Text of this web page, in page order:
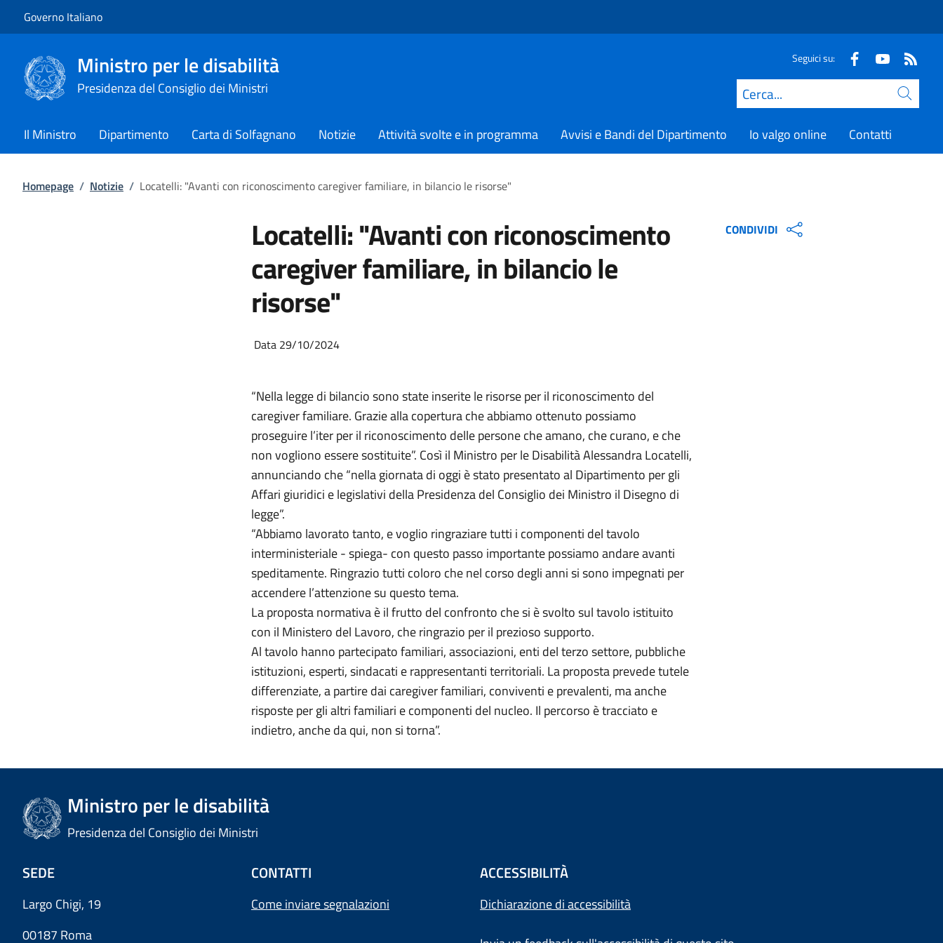
Governo Italiano
Ministro per le disabilità
Presidenza del Consiglio dei Ministri
Seguici su:
Cerca
Il Ministro Dipartimento Carta di Solfagnano Notizie Attività svolte e in programma Avvisi e Bandi del Dipartimento Io valgo online Contatti
Homepage / Notizie / Locatelli: "Avanti con riconoscimento caregiver familiare, in bilancio le risorse"
Locatelli: "Avanti con riconoscimento
caregiver familiare, in bilancio le
risorse"
Data 29/10/2024
“Nella legge di bilancio sono state inserite le risorse per il riconoscimento del
caregiver familiare. Grazie alla copertura che abbiamo ottenuto possiamo
proseguire l’iter per il riconoscimento delle persone che amano, che curano, e che
non vogliono essere sostituite”. Così il Ministro per le Disabilità Alessandra Locatelli,
annunciando che “nella giornata di oggi è stato presentato al Dipartimento per gli
Affari giuridici e legislativi della Presidenza del Consiglio dei Ministro il Disegno di
legge”.
“Abbiamo lavorato tanto, e voglio ringraziare tutti i componenti del tavolo
interministeriale - spiega- con questo passo importante possiamo andare avanti
speditamente. Ringrazio tutti coloro che nel corso degli anni si sono impegnati per
accendere l’attenzione su questo tema.
La proposta normativa è il frutto del confronto che si è svolto sul tavolo istituito
con il Ministero del Lavoro, che ringrazio per il prezioso supporto.
Al tavolo hanno partecipato familiari, associazioni, enti del terzo settore, pubbliche
istituzioni, esperti, sindacati e rappresentanti territoriali. La proposta prevede tutele
differenziate, a partire dai caregiver familiari, conviventi e prevalenti, ma anche
risposte per gli altri familiari e componenti del nucleo. Il percorso è tracciato e
indietro, anche da qui, non si torna”.
CONDIVIDI
Ministro per le disabilità
Presidenza del Consiglio dei Ministri
SEDE
Largo Chigi, 19
00187 Roma
CONTATTI
Come inviare segnalazioni
ACCESSIBILITÀ
Dichiarazione di accessibilità